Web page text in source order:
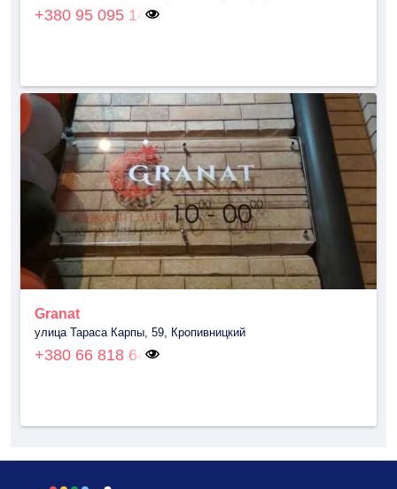
+380 95 095 14
Granat
улица Тараса Карпы, 59, Кропивницкий
+380 66 818 64